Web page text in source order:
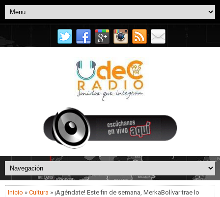
Inicio » Cultura » ¡Agéndate! Este fin de semana, MerkaBolívar trae lo